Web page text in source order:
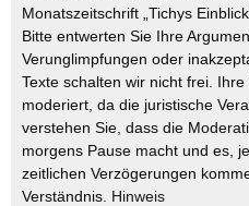
Monatszeitschrift „Tichys
Bitte entwerten Sie Ihre
Verunglimpfungen oder
Texte schalten wir nicht frei.
moderiert, da die juristische
verstehen Sie, dass die
morgens Pause macht und es,
zeitlichen Verzögerungen
Verständnis. Hinweis